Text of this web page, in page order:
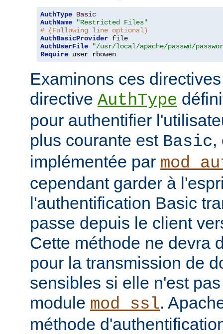
AuthType Basic
AuthName
"Restricted Files"
# (Following line optional)
AuthBasicProvider
AuthUserFile
"/usr/local/apache/passwd/
Require user rbowen
Examinons ces
directive AuthType
pour authentifier
plus courante est Basic,
implémentée par
cependant garder à
l'authentification Basic
passe depuis le client
Cette méthode ne devra
pour la transmission de
sensibles si elle n'est
module mod_ssl.
méthode